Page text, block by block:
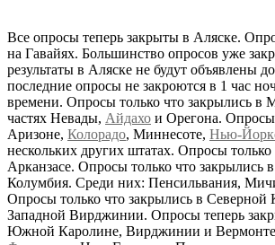
Все опросы теперь закрыты в Аляске.
на Гавайях. Большинство опросов уже
результаты в Аляске не будут объявлены
последние опросы не закроются в 1 час
времени. Опросы только что закрылись в
частях Невады, Айдахо и Орегона. Опросы
Аризоне, Колорадо, Миннесоте, Нью-
нескольких других штатах. Опросы только
Арканзасе. Опросы только что закрылись
Колумбия. Среди них: Пенсильвания,
Опросы только что закрылись в Северной
Западной Вирджинии. Опросы теперь
Южной Каролине, Вирджинии и Вермонте,